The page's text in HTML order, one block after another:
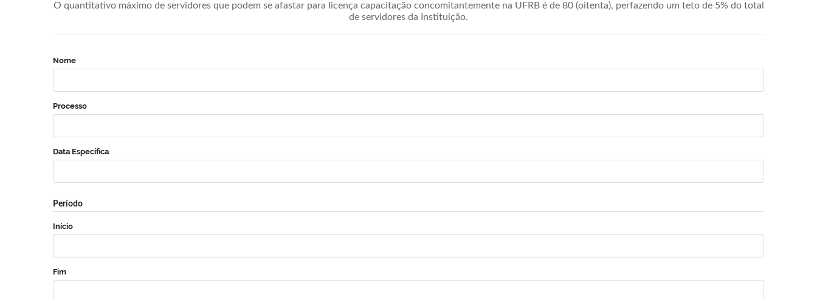
O quantitativo máximo de servidores que podem se afastar para licença capacitação concomitantemente na UFRB é de 80 (oitenta), perfazendo um teto de 5% do total
de servidores da Instituição.
Nome
Processo
Data Específica
Período
Início
Fim